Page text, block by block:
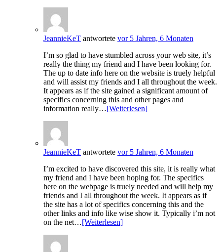
JeannieKeT antwortete vor 5 Jahren, 6 Monaten
I’m so glad to have stumbled across your web site, it’s
really the thing my friend and I have been looking for.
The up to date info here on the website is truely helpful
and will assist my friends and I all throughout the week.
It appears as if the site gained a significant amount of
specifics concerning this and other pages and
information really…[Weiterlesen]
JeannieKeT antwortete vor 5 Jahren, 6 Monaten
I’m excited to have discovered this site, it is really what
my friend and I have been hoping for. The specifics
here on the webpage is truely needed and will help my
friends and I all throughout the week. It appears as if
the site has a lot of specifics concerning this and the
other links and info like wise show it. Typically i’m not
on the net…[Weiterlesen]